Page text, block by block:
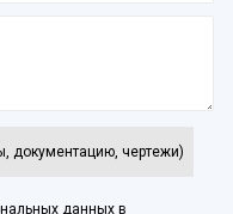
документацию, чертежи)
данных в